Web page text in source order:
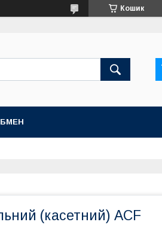
Кошик
(касетний) ACF